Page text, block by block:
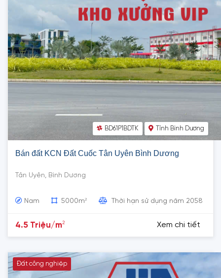
BD61P1BDTK Tỉnh Bình Dương
Bán đất KCN Đất Cuốc Tân Uyên Bình Dương
Tân Uyên, Bình Dương
Nam 5000m2 Thời hạn sử dụng năm 2058
4.5 Triệu/m2 Xem chi tiết
Đất công nghiệp